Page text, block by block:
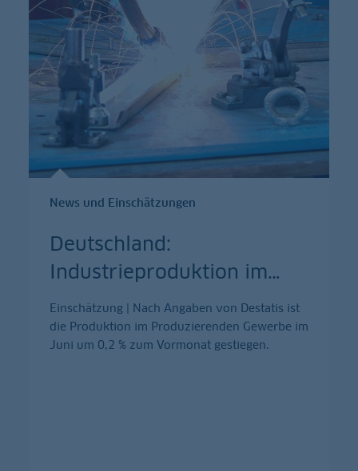
News und Einschätzungen
Deutschland:
Industrieproduktion im…
Einschätzung | Nach Angaben von Destatis ist
die Produktion im Produzierenden Gewerbe im
Juni um 0,2 % zum Vormonat gestiegen.